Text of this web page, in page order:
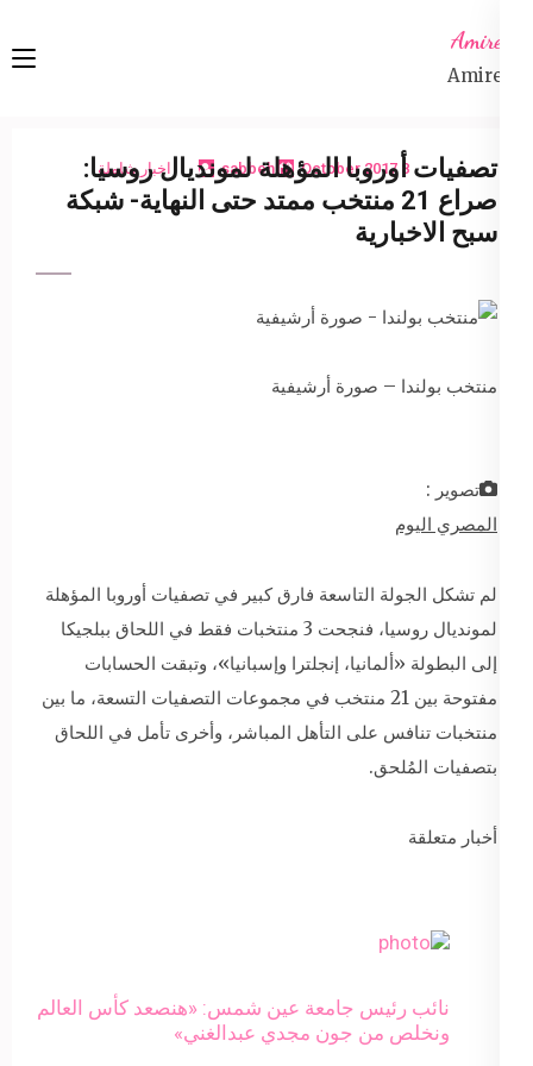
content
Amireta
Amireta
8 October 2017
sabbeh اخبار شاملة
تصفيات أوروبا المؤهلة لمونديال روسيا:
صراع 21 منتخب ممتد حتى النهاية- شبكة
سبح الاخبارية
منتخب بولندا – صورة أرشيفية
تصوير :
المصري اليوم
لم تشكل الجولة التاسعة فارق كبير في تصفيات أوروبا المؤهلة
لمونديال روسيا، فنجحت 3 منتخبات فقط في اللحاق ببلجيكا
إلى البطولة «ألمانيا، إنجلترا وإسبانيا»، وتبقت الحسابات
مفتوحة بين 21 منتخب في مجموعات التصفيات التسعة، ما بين
منتخبات تنافس على التأهل المباشر، وأخرى تأمل في اللحاق
بتصفيات المُلحق.
أخبار متعلقة
نائب رئيس جامعة عين شمس: «هنصعد كأس العالم
ونخلص من جون مجدي عبدالغني»